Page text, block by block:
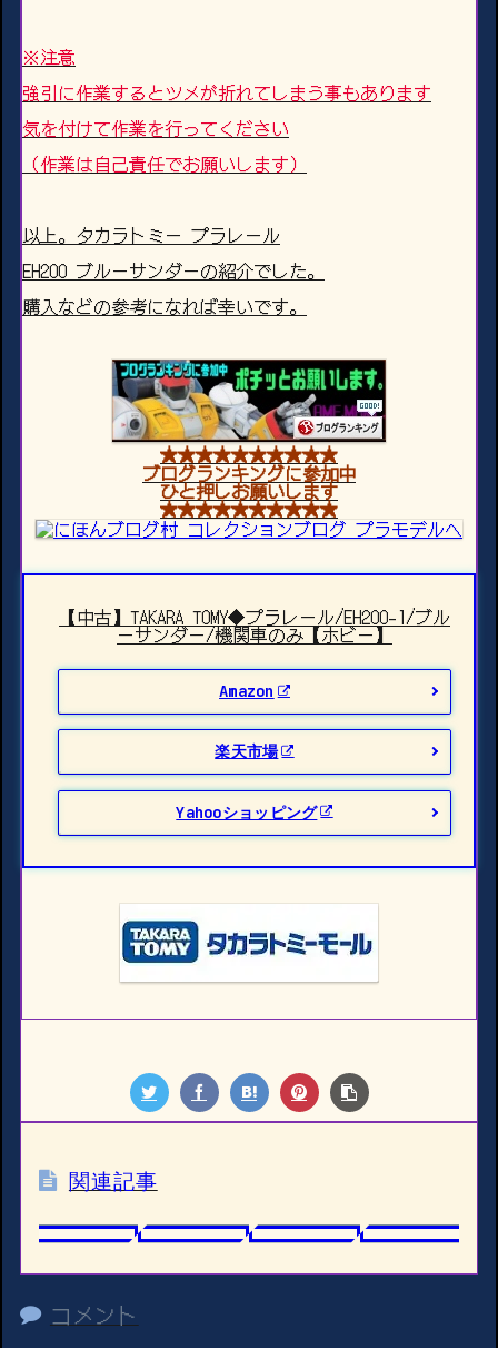
※注意
強引に作業するとツメが折れてしまう事もあります
気を付けて作業を行ってください
（作業は自己責任でお願いします）
以上。タカラトミー プラレール
EH200 ブルーサンダーの紹介でした。
購入などの参考になれば幸いです。
★★★★★★★★★★
ブログランキングに参加中
ひと押しお願いします
★★★★★★★★★★
【中古】TAKARA TOMY◆プラレール/EH200-1/ブル
ーサンダー/機関車のみ【ホビー】
Amazon
楽天市場
Yahooショッピング
関連記事
コメント